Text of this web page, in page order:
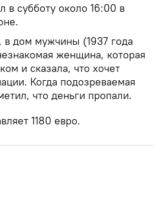
в субботу около 16:00 в
дом мужчины (1937 года
женщина, которая
и сказала, что хочет
Когда подозреваемая
что деньги пропали.
1180 евро.